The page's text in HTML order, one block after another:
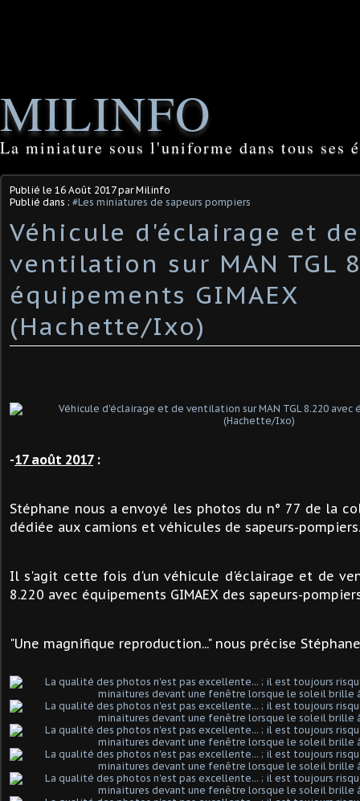
MILINFO
La miniature sous l'uniforme dans tous ses
Publié le 16 Août 2017par Milinfo
Publié dans : #Les miniatures de sapeurs pompiers
Véhicule d'éclairage et de
ventilation sur MAN TGL
équipements GIMAEX
(Hachette/Ixo)
-17 août 2017:
Stéphane nous a envoyé les photos du n° 77 de la
dédiée aux camions et véhicules de sapeurs-pompiers.
Il s'agit cette fois d'un véhicule d'éclairage et de
8.220 avec équipements GIMAEX des sapeurs-
"Une magnifique reproduction..." nous précise